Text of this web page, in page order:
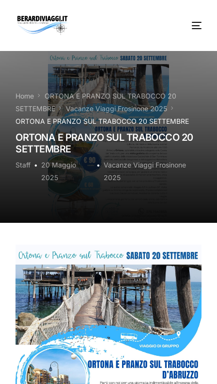
Home
ORTONA E PRANZO SUL TRABOCCO 20
SETTEMBRE
Vacanze Viaggi Frosinone 2025
ORTONA E PRANZO SUL TRABOCCO 20 SETTEMBRE
ORTONA E PRANZO SUL TRABOCCO 20
SETTEMBRE
Staff
20 Maggio
2025
Vacanze Viaggi Frosinone
2025
Chi Siamo
Noleggio
Autobus servizi
Vacanze Viaggi Frosinone
Contatti